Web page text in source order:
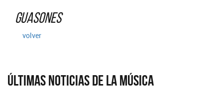
Guasones
volver
Últimas Noticias de la Música